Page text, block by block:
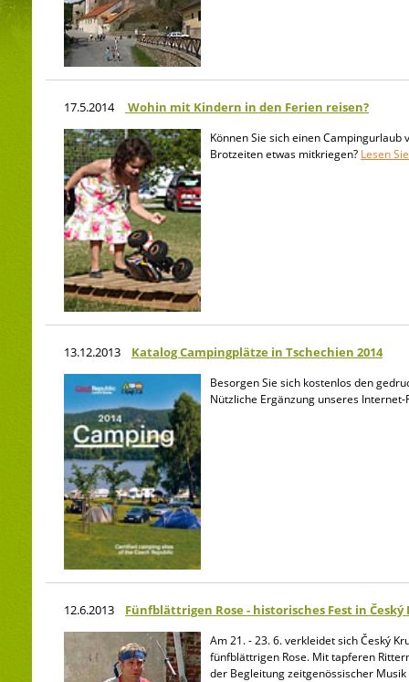
17.5.2014 Wohin mit Kindern in den Ferien reisen?
Können Sie sich einen
Brotzeiten etwas mitkriegen? Lesen
13.12.2013 Katalog Campingplätze in Tschechien 2014
Besorgen Sie sich kostenlos den
Nützliche Ergänzung unseres
12.6.2013 Fünfblättrigen Rose - historisches Fest in
Am 21. - 23. 6. verkleidet sich Český
fünfblättrigen Rose. Mit tapferen
der Begleitung zeitgenössischer